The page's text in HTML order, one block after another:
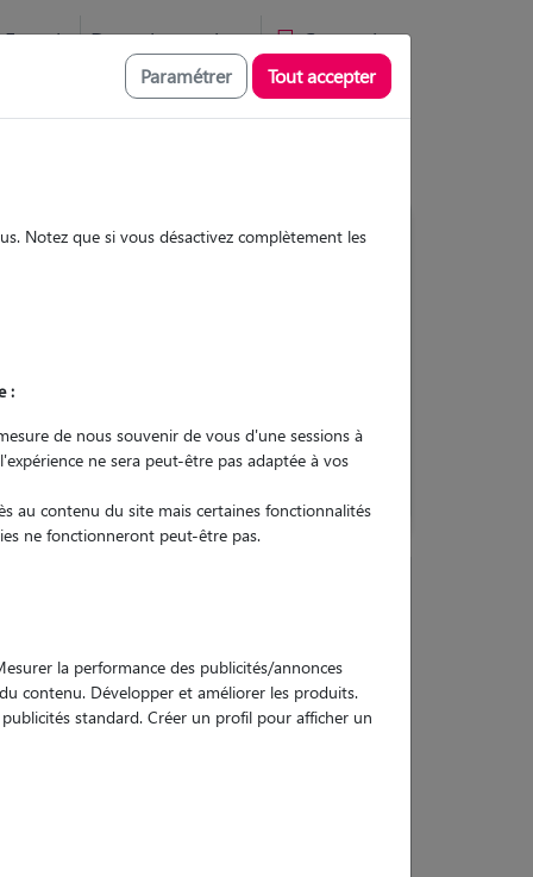
Favoris Devenir pet sitter Connexion
engagement
garanties
Paramétrer Tout accepter
Notez que si vous désactivez complètement les
:
de nous souvenir de vous d'une sessions à
ne sera peut-être pas adaptée à vos
au contenu du site mais certaines fonctionnalités
ne fonctionneront peut-être pas.
la performance des publicités/annonces
contenu. Développer et améliorer les produits.
standard. Créer un profil pour afficher un